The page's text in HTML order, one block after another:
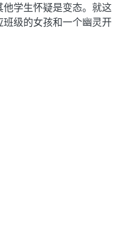
学生怀疑是变态。就这
级的女孩和一个幽灵开